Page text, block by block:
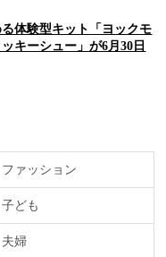
体験型キット「ヨックモ
キーシュー」が6月30日
ファッション
子ども
夫婦